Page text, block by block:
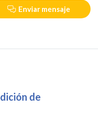
Enviar mensaje
de